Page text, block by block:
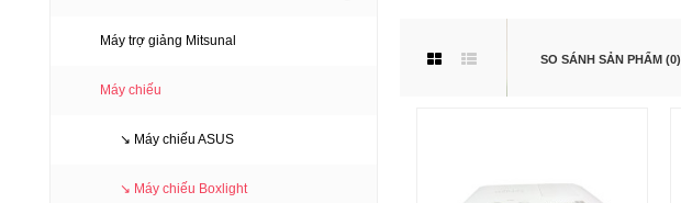
Máy trợ giảng Mitsunal
Máy chiếu
↘ Máy chiếu ASUS
↘ Máy chiếu Boxlight
SO SÁNH SẢN PHẨM (0)